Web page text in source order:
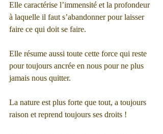
Elle caractérise l’immensité et la profondeur
à laquelle il faut s’abandonner pour laisser
faire ce qui doit se faire.
Elle résume aussi toute cette force qui reste
pour toujours ancrée en nous pour ne plus
jamais nous quitter.
La nature est plus forte que tout, a toujours
raison et reprend toujours ses droits !